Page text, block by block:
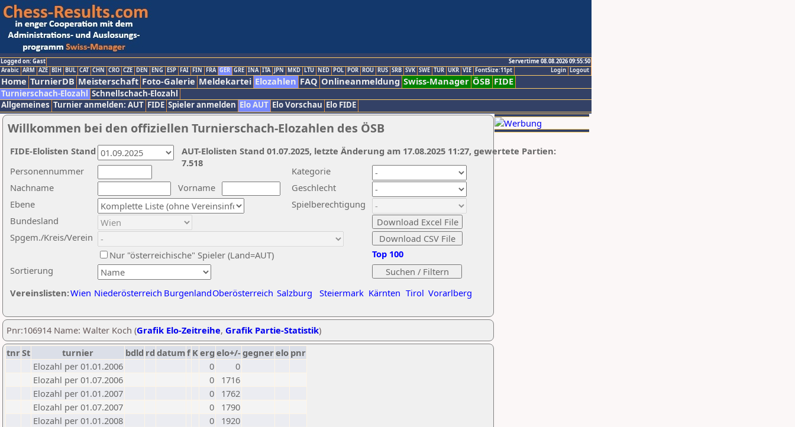
Logged on: Gast
Servertime 08.08.2026 09:55:50
Logout
Login
Arabic ARM AZE BIH BUL CAT CHN CRO CZE DEN ENG ESP FAI FIN FRA GER GRE INA ITA JPN MKD LTU NED POL POR ROU RUS SRB SVK SWE TUR UKR VIE FontSize:11pt
Home TurnierDB Meisterschaft Foto-Galerie Meldekartei Elozahlen FAQ Onlineanmeldung Swiss-Manager ÖSB FIDE
Turnierschach-Elozahl Schnellschach-Elozahl
Allgemeines Turnier anmelden: AUT FIDE Spieler anmelden Elo AUT Elo Vorschau Elo FIDE
Willkommen bei den offiziellen Turnierschach-Elozahlen des ÖSB
Nachname
Vorname
Ebene
Kategorie
Sortierung
Personennummer
Bundesland
Spgem./Kreis/Verein
Geschlecht
Nur "österreichische" Spieler (Land=AUT)
Spielberechtigung
Vereinslisten:Wien Niederösterreich BurgenlandOberösterreich Salzburg Steiermark Kärnten Tirol Vorarlberg
Top 100
AUT-Elolisten Stand 01.07.2025, letzte Änderung am 17.08.2025 11:27, gewertete Partien:
7.518
FIDE-Elolisten Stand
Pnr:106914 Name: Walter Koch (Grafik Elo-Zeitreihe, Grafik Partie-Statistik)
tnrSt turnier bdld rd datumf Kerg elo+/-gegnerelo pnr
Elozahl per 01.01.2006
0
0
Elozahl per 01.07.2006
0
1716
Elozahl per 01.01.2007
0
1762
Elozahl per 01.07.2007
0
1790
Elozahl per 01.01.2008
0
1920